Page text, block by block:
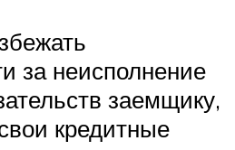
за неисполнение
заемщику,
кредитные